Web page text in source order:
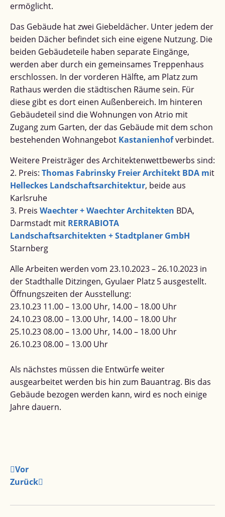
ermöglicht.
Das Gebäude hat zwei Giebeldächer. Unter jedem der
beiden Dächer befindet sich eine eigene Nutzung. Die
beiden Gebäudeteile haben separate Eingänge,
werden aber durch ein gemeinsames Treppenhaus
erschlossen. In der vorderen Hälfte, am Platz zum
Rathaus werden die städtischen Räume sein. Für
diese gibt es dort einen Außenbereich. Im hinteren
Gebäudeteil sind die Wohnungen von Atrio mit
Zugang zum Garten, der das Gebäude mit dem schon
bestehenden Wohnangebot Kastanienhofverbindet.
Weitere Preisträger des Architektenwettbewerbs sind:
2. Preis: Thomas Fabrinsky Freier Architekt BDA mit
Helleckes Landschaftsarchitektur, beide aus
Karlsruhe
3. Preis Waechter + Waechter Architekten BDA,
Darmstadt mit RERRABIOTA
Landschaftsarchitekten + Stadtplaner GmbH
Starnberg
Alle Arbeiten werden vom 23.10.2023 – 26.10.2023 in
der Stadthalle Ditzingen, Gyulaer Platz 5 ausgestellt.
Öffnungszeiten der Ausstellung:
23.10.23 11.00 – 13.00 Uhr, 14.00 – 18.00 Uhr
24.10.23 08.00 – 13.00 Uhr, 14.00 – 18.00 Uhr
25.10.23 08.00 – 13.00 Uhr, 14.00 – 18.00 Uhr
26.10.23 08.00 – 13.00 Uhr
Als nächstes müssen die Entwürfe weiter
ausgearbeitet werden bis hin zum Bauantrag. Bis das
Gebäude bezogen werden kann, wird es noch einige
Jahre dauern.
Vor
Zurück